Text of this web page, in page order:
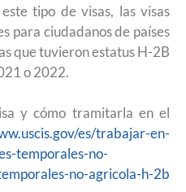
tipo de visas, las visas
para ciudadanos de países
que tuvieron estatus H-2B
o 2022.
y cómo tramitarla en el
es/trabajar-en-
temporales-no-
no-agricola-h-2b